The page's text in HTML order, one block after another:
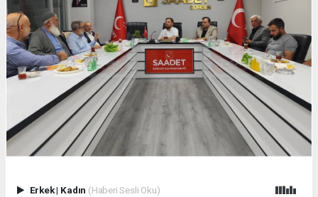
Erkek| Kadın (Haberi Sesli Oku)